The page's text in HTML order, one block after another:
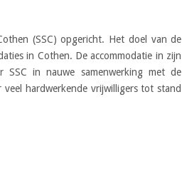
(SSC) opgericht. Het doel van de
in Cothen. De accommodatie in zijn
in nauwe samenwerking met de
hardwerkende vrijwilligers tot stand